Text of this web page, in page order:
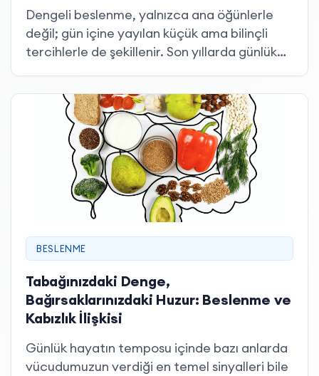
Dengeli beslenme, yalnızca ana öğünlerle
değil; gün içine yayılan küçük ama bilinçli
tercihlerle de şekillenir. Son yıllarda günlük
çıkar. Kolajen smoothie tarifleri ise bu
yaklaşımı benimseyenler için hem lezzetli
hem de fonksiyonel bir seçenek sunar.
BESLENME
Tabağınızdaki Denge,
Bağırsaklarınızdaki Huzur: Beslenme ve
Kabızlık İlişkisi
Günlük hayatın temposu içinde bazı anlarda
vücudumuzun verdiği en temel sinyalleri bile